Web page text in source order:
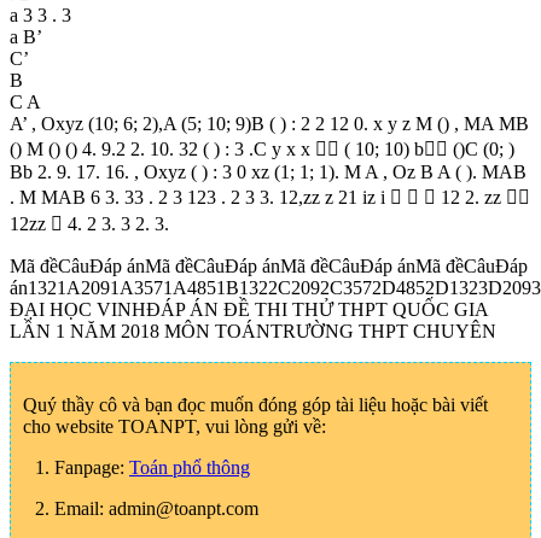
a 3 3 . 3
a B’
C’
B
C A
A’ , Oxyz (10; 6; 2),A (5; 10; 9)B ( ) : 2 2 12 0. x y z M () , MA MB
() M () () 4. 9.2 2. 10. 32 ( ) : 3 .C y x x  ( 10; 10) b ()C (0; )
Bb 2. 9. 17. 16. , Oxyz ( ) : 3 0 xz (1; 1; 1). M A , Oz B A ( ). MAB
. M MAB 6 3. 33 . 2 3 123 . 2 3 3. 12,zz z 21 iz i    12 2. zz 
12zz  4. 2 3. 3 2. 3.
Mã đềCâuĐáp ánMã đềCâuĐáp ánMã đềCâuĐáp ánMã đềCâuĐáp
ĐẠI HỌC VINHĐÁP ÁN ĐỀ THI THỬ THPT QUỐC GIA
LẦN 1 NĂM 2018 MÔN TOÁNTRƯỜNG THPT CHUYÊN
Quý thầy cô và bạn đọc muốn đóng góp tài liệu hoặc bài viết
cho website TOANPT, vui lòng gửi về:
1. Fanpage: Toán phổ thông
2. Email: admin@toanpt.com